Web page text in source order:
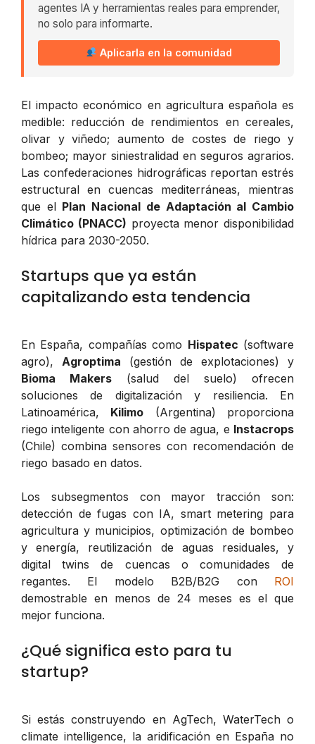
agentes IA y herramientas reales para emprender,
no solo para informarte.
Aplicarla en la comunidad
El impacto económico en agricultura española es
medible: reducción de rendimientos en cereales,
olivar y viñedo; aumento de costes de riego y
bombeo; mayor siniestralidad en seguros agrarios.
Las confederaciones hidrográficas reportan estrés
estructural en cuencas mediterráneas, mientras
que el Plan Nacional de Adaptación al Cambio
Climático (PNACC) proyecta menor disponibilidad
hídrica para 2030-2050.
Startups que ya están
capitalizando esta tendencia
En España, compañías como Hispatec (software
agro), Agroptima (gestión de explotaciones) y
Bioma Makers (salud del suelo) ofrecen
soluciones de digitalización y resiliencia. En
Latinoamérica, Kilimo (Argentina) proporciona
riego inteligente con ahorro de agua, e Instacrops
(Chile) combina sensores con recomendación de
riego basado en datos.
Los subsegmentos con mayor tracción son:
detección de fugas con IA, smart metering para
agricultura y municipios, optimización de bombeo
y energía, reutilización de aguas residuales, y
digital twins de cuencas o comunidades de
regantes. El modelo B2B/B2G con ROI
demostrable en menos de 24 meses es el que
mejor funciona.
¿Qué significa esto para tu
startup?
Si estás construyendo en AgTech, WaterTech o
climate intelligence, la aridificación en España no